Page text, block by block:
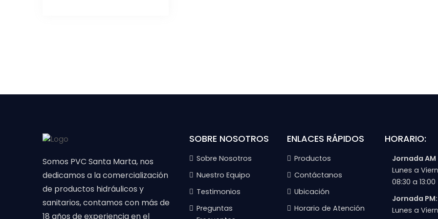
Somos PVC Santa Marta, nos
dedicamos a la comercialización
de productos hidráulicos y
sanitarios, contamos con más de
18 años de experiencia en el
SOBRE NOSOTROS
Sobre Nosotros
Nuestro Equipo
Testimonios
Preguntas
ENLACES RÁPIDOS
Productos
Contáctanos
Ubicación
Horario de Atención
HORARIO:
Jornada AM
Lunes a
08:30 a 13:00
Jornada PM:
Lunes a